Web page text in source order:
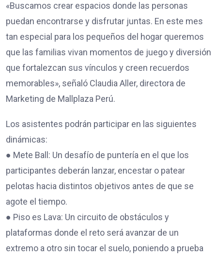
«Buscamos crear espacios donde las personas
puedan encontrarse y disfrutar juntas. En este mes
tan especial para los pequeños del hogar queremos
que las familias vivan momentos de juego y diversión
que fortalezcan sus vínculos y creen recuerdos
memorables», señaló Claudia Aller, directora de
Marketing de Mallplaza Perú.
Los asistentes podrán participar en las siguientes
dinámicas:
● Mete Ball: Un desafío de puntería en el que los
participantes deberán lanzar, encestar o patear
pelotas hacia distintos objetivos antes de que se
agote el tiempo.
● Piso es Lava: Un circuito de obstáculos y
plataformas donde el reto será avanzar de un
extremo a otro sin tocar el suelo, poniendo a prueba